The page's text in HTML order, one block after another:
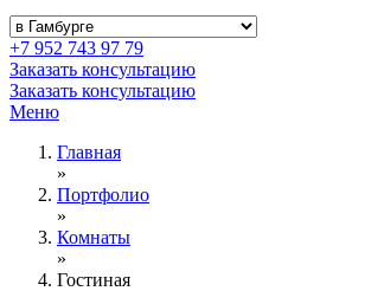
+7 952 743 97 79
Заказать консультацию
Заказать консультацию
Меню
Главная
»
Портфолио
»
Комнаты
»
Гостиная